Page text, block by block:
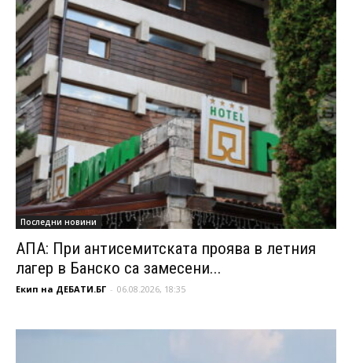
Последни новини
АПА: При антисемитската проява в летния
лагер в Банско са замесени...
Екип на ДЕБАТИ.БГ - 06.08.2026, 18:35